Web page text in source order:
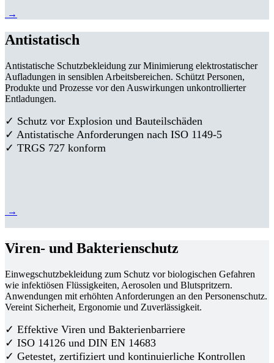
→
Antistatisch
Antistatische Schutzbekleidung zur Minimierung elektrostatischer
Aufladungen in sensiblen Arbeitsbereichen. Schützt Personen,
Produkte und Prozesse vor den Auswirkungen unkontrollierter
Entladungen.
✓ Schutz vor Explosion und Bauteilschäden
✓ Antistatische Anforderungen nach ISO 1149-5
✓ TRGS 727 konform
→
Viren- und Bakterienschutz
Einwegschutzbekleidung zum Schutz vor biologischen Gefahren
wie infektiösen Flüssigkeiten, Aerosolen und Blutspritzern.
Anwendungen mit erhöhten Anforderungen an den Personenschutz.
Vereint Sicherheit, Ergonomie und Zuverlässigkeit.
✓ Effektive Viren und Bakterienbarriere
✓ ISO 14126 und DIN EN 14683
✓ Getestet, zertifiziert und kontinuierliche Kontrollen